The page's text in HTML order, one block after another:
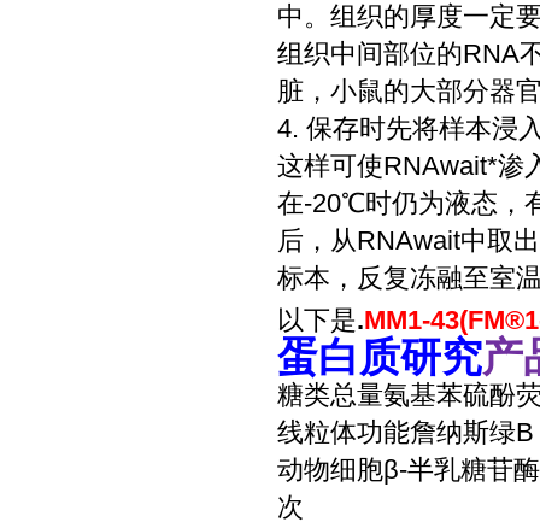
中。组织的厚度一定
组织中间部位的RNA
脏，小鼠的大部分器
4. 保存时先将样本浸
这样可使RNAwait*渗
在-20℃时仍为液态，
后，从RNAwait中取
标本，反复冻融至室
以下是.MM1-
蛋白质研究产
糖类总量氨基苯硫酚
线粒体功能詹纳斯绿
动物细胞β-半乳糖苷
次